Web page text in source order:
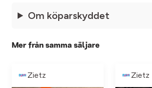
Om köparskyddet
Mer från samma säljare
Zietz Zietz